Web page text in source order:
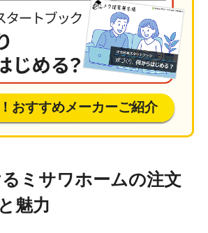
おすすめメーカーご紹介
ミサワホームの注文
魅力